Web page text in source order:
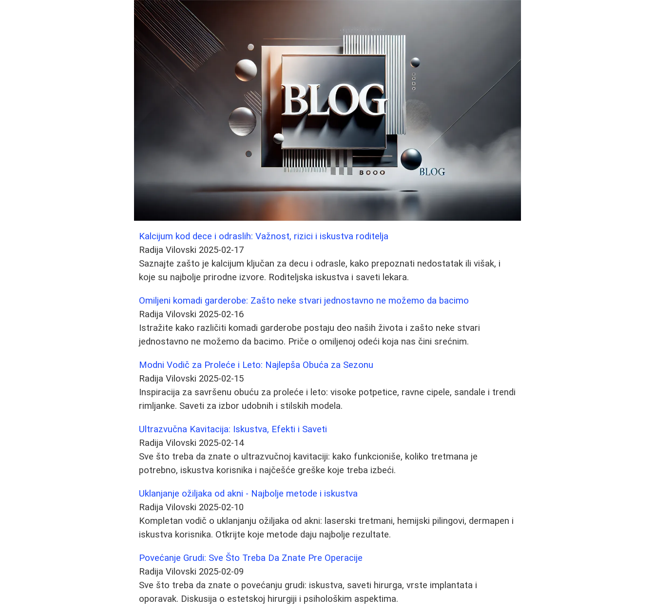
Kalcijum kod dece i odraslih: Važnost, rizici i iskustva roditelja
Radija Vilovski 2025-02-17
Saznajte zašto je kalcijum ključan za decu i odrasle, kako prepoznati nedostatak ili višak, i
koje su najbolje prirodne izvore. Roditeljska iskustva i saveti lekara.
Omiljeni komadi garderobe: Zašto neke stvari jednostavno ne možemo da bacimo
Radija Vilovski 2025-02-16
Istražite kako različiti komadi garderobe postaju deo naših života i zašto neke stvari
jednostavno ne možemo da bacimo. Priče o omiljenoj odeći koja nas čini srećnim.
Modni Vodič za Proleće i Leto: Najlepša Obuća za Sezonu
Radija Vilovski 2025-02-15
Inspiracija za savršenu obuću za proleće i leto: visoke potpetice, ravne cipele, sandale i trendi
rimljanke. Saveti za izbor udobnih i stilskih modela.
Ultrazvučna Kavitacija: Iskustva, Efekti i Saveti
Radija Vilovski 2025-02-14
Sve što treba da znate o ultrazvučnoj kavitaciji: kako funkcioniše, koliko tretmana je
potrebno, iskustva korisnika i najčešće greške koje treba izbeći.
Uklanjanje ožiljaka od akni - Najbolje metode i iskustva
Radija Vilovski 2025-02-10
Kompletan vodič o uklanjanju ožiljaka od akni: laserski tretmani, hemijski pilingovi, dermapen i
iskustva korisnika. Otkrijte koje metode daju najbolje rezultate.
Povećanje Grudi: Sve Što Treba Da Znate Pre Operacije
Radija Vilovski 2025-02-09
Sve što treba da znate o povećanju grudi: iskustva, saveti hirurga, vrste implantata i
oporavak. Diskusija o estetskoj hirurgiji i psihološkim aspektima.